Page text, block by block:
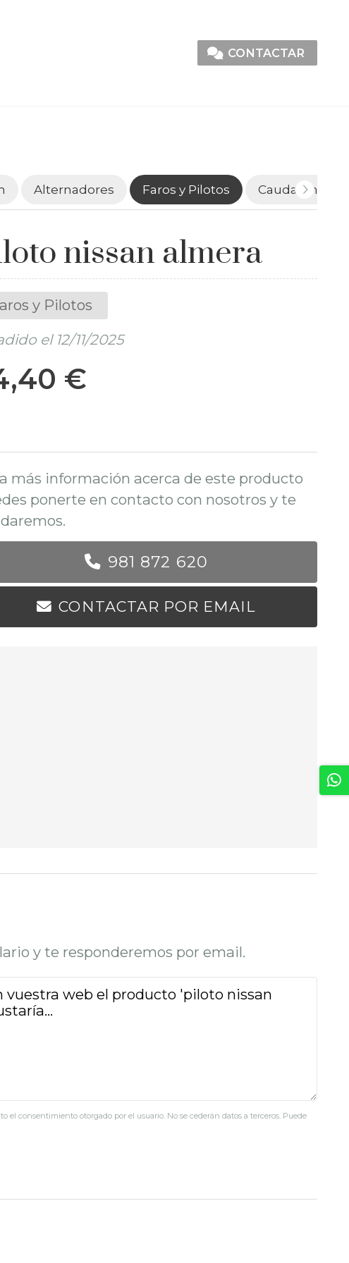
CONTACTAR
Alternadores Faros y Pilotos Caudalímetros
nissan almera
y Pilotos
el 12/11/2025
€
más información acerca de este producto
ponerte en contacto con nosotros y te
981 872 620
CONTACTAR POR EMAIL
y te responderemos por email.
consentimiento otorgado por el usuario. No se cederán datos a terceros. Puede